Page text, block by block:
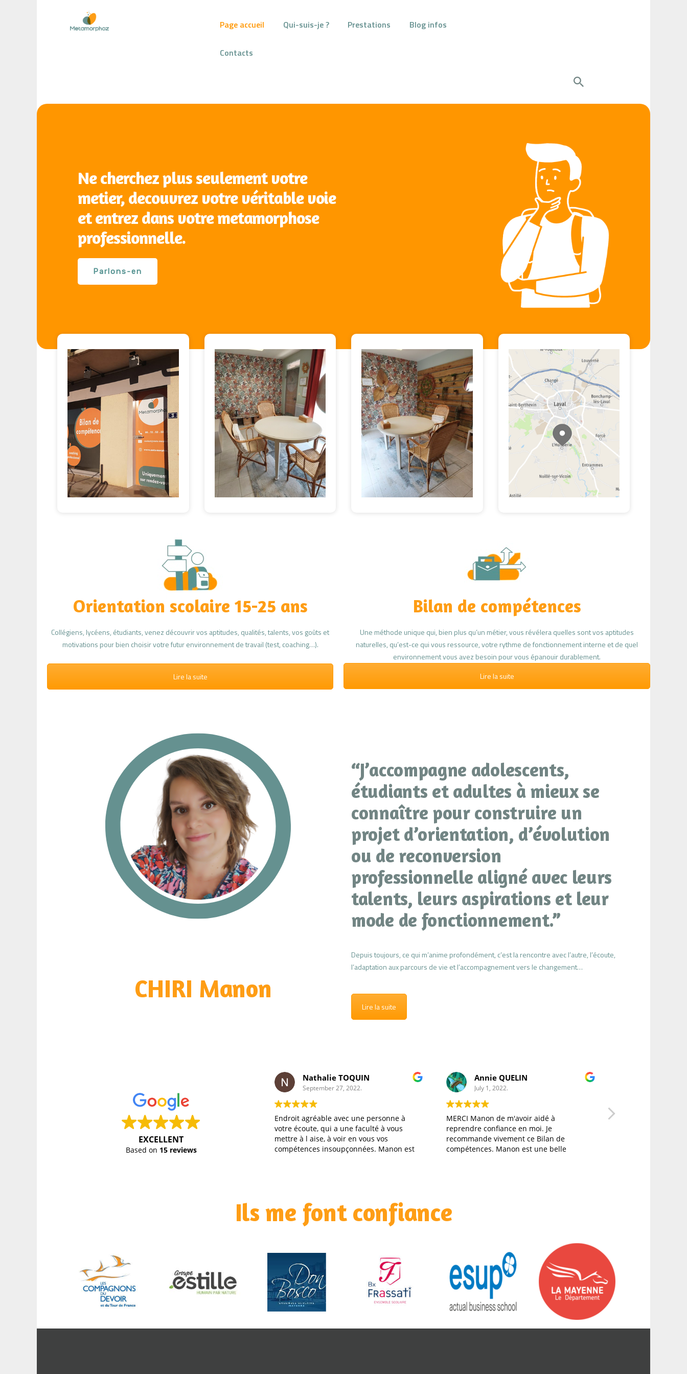
Page accueil Qui-suis-je ? Prestations Blog infos
Contacts
Ne cherchez plus seulement votre
metier, decouvrez votre véritable voie
et entrez dans votre metamorphose
professionnelle.
Parlons-en
Orientation scolaire 15-25 ans
Collégiens, lycéens, étudiants, venez découvrir vos aptitudes, qualités, talents, vos goûts et
motivations pour bien choisir votre futur environnement de travail (test, coaching…).
Lire la suite
Bilan de compétences
Une méthode unique qui, bien plus qu’un métier, vous révélera quelles sont vos aptitudes
naturelles, qu’est-ce qui vous ressource, votre rythme de fonctionnement interne et de quel
environnement vous avez besoin pour vous épanouir durablement.
Lire la suite
CHIRI Manon
“J’accompagne adolescents,
étudiants et adultes à mieux se
connaître pour construire un
projet d’orientation, d’évolution
ou de reconversion
professionnelle aligné avec leurs
talents, leurs aspirations et leur
mode de fonctionnement.”
Depuis toujours, ce qui m’anime profondément, c’est la rencontre avec l’autre, l’écoute,
l’adaptation aux parcours de vie et l’accompagnement vers le changement…
Lire la suite
EXCELLENT
Based on 15 reviews
Nathalie TOQUIN
September 27, 2022.
Endroit agréable avec une personne à
votre écoute, qui a une faculté à vous
mettre à l aise, à voir en vous vos
compétences insoupçonnées. Manon est
Annie QUELIN
July 1, 2022.
MERCI Manon de m'avoir aidé à
reprendre confiance en moi. Je
recommande vivement ce Bilan de
compétences. Manon est une belle
Formation très intéressante,
Ils me font confiance